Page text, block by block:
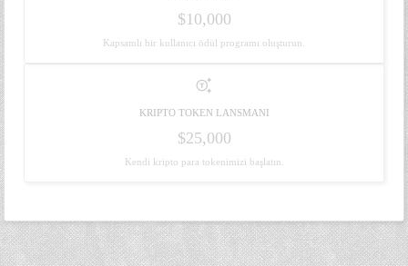
$10,000
Kapsamlı bir kullanıcı ödül programı oluşturun.
generating_tokens
KRIPTO TOKEN LANSMANI
$25,000
Kendi kripto para tokenimizi başlatın.